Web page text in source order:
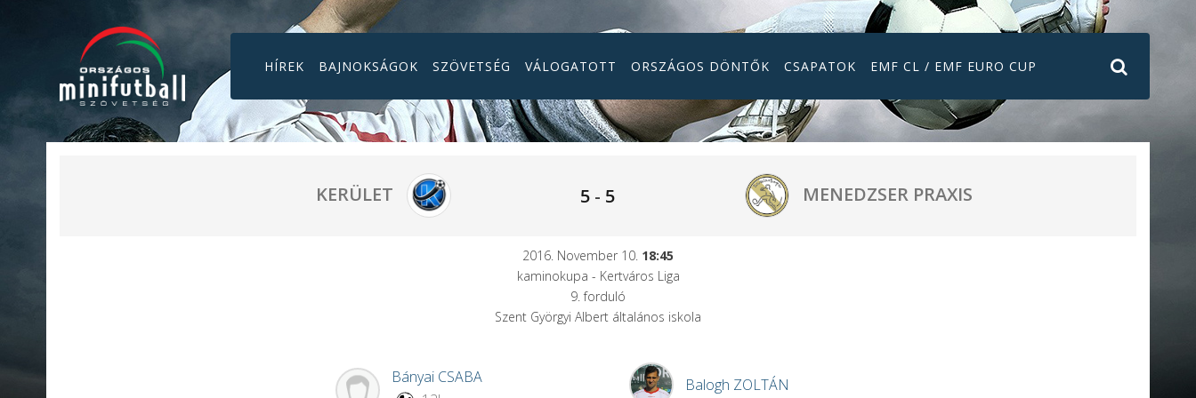
HÍREK BAJNOKSÁGOK SZÖVETSÉG VÁLOGATOTT ORSZÁGOS DÖNTŐK CSAPATOK EMF CL / EMF EURO CUP
KERÜLET 5 - 5 MENEDZSER PRAXIS
2016. November 10. 18:45
kaminokupa - Kertváros Liga
9. forduló
Szent Györgyi Albert általános iskola
Bányai CSABA
Balogh ZOLTÁN